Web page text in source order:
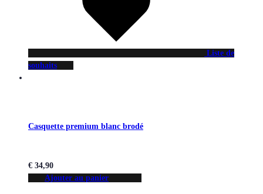
Liste de
souhaits
Casquette premium blanc brodé
€ 34,90
Ajouter au panier